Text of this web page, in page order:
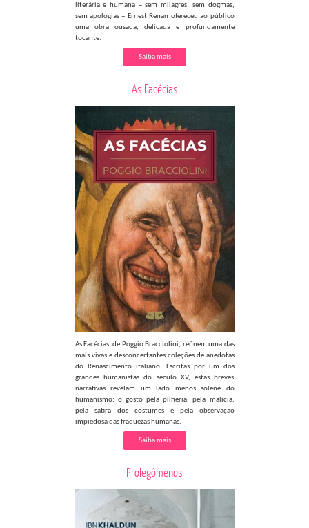
literária e humana – sem milagres, sem dogmas,
sem apologias – Ernest Renan ofereceu ao público
uma obra ousada, delicada e profundamente
tocante.
Saiba mais
As Facécias
As Facécias, de Poggio Bracciolini, reúnem uma das
mais vivas e desconcertantes coleções de anedotas
do Renascimento italiano. Escritas por um dos
grandes humanistas do século XV, estas breves
narrativas revelam um lado menos solene do
humanismo: o gosto pela pilhéria, pela malícia,
pela sátira dos costumes e pela observação
impiedosa das fraquezas humanas.
Saiba mais
Prolegômenos